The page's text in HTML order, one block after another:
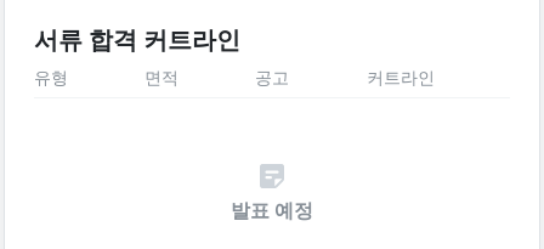
서류 합격 커트라인
유형 면적 공고 커트라인
발표 예정